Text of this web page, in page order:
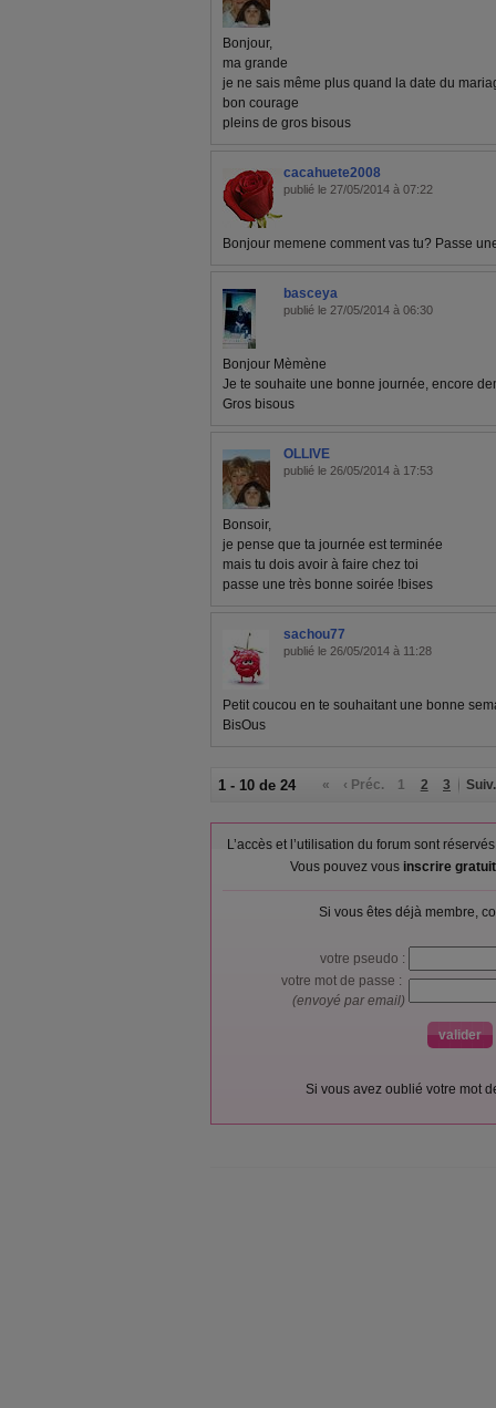
Bonjour,
ma grande
je ne sais même plus quand la date du
bon courage
pleins de gros bisous
cacahuete2008
publié le 27/05/2014 à 07:22
Bonjour memene comment vas tu? Passe
basceya
publié le 27/05/2014 à 06:30
Bonjour Mèmène
Je te souhaite une bonne journée, encore
Gros bisous
OLLIVE
publié le 26/05/2014 à 17:53
Bonsoir,
je pense que ta journée est terminée
mais tu dois avoir à faire chez toi
passe une très bonne soirée !bises
sachou77
publié le 26/05/2014 à 11:28
Petit coucou en te souhaitant une bonne
BisOus
1 - 10 de 24 « ‹ Préc. 1 2 3 Suiv.
L’accès et l’utilisation du forum sont
Vous pouvez vous inscrire
Si vous êtes déjà membre,
votre pseudo :
votre mot de passe :
(envoyé par email)
Si vous avez oublié votre mot